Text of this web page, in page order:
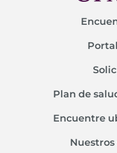
Plan de
Encuentre